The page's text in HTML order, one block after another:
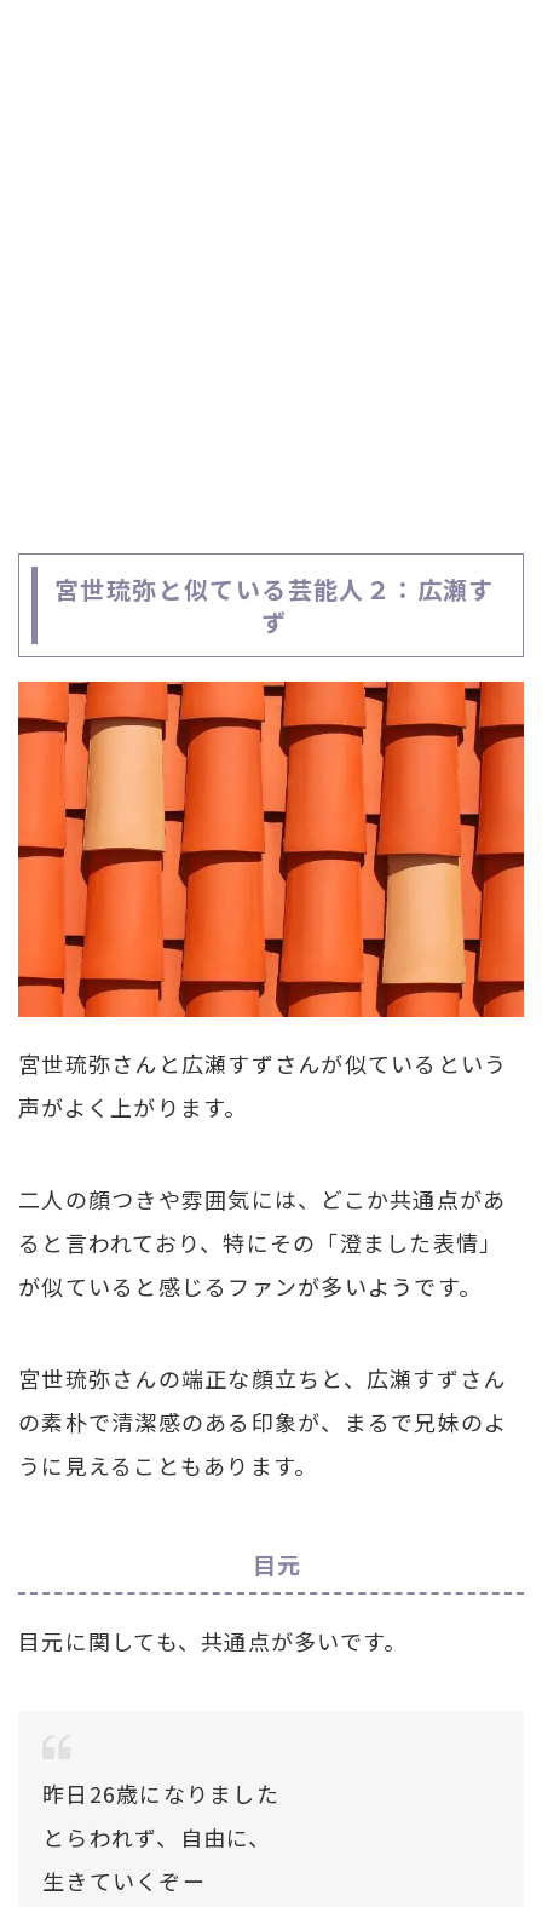
宮世琉弥と似ている芸能人２：広瀬す
ず
宮世琉弥さんと広瀬すずさんが似ているという
声がよく上がります。
二人の顔つきや雰囲気には、どこか共通点があ
ると言われており、特にその「澄ました表情」
が似ていると感じるファンが多いようです。
宮世琉弥さんの端正な顔立ちと、広瀬すずさん
の素朴で清潔感のある印象が、まるで兄妹のよ
うに見えることもあります。
目元
目元に関しても、共通点が多いです。
昨日26歳になりました
とらわれず、自由に、
生きていくぞー